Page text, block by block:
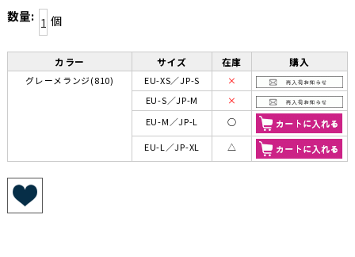
数量: 個
カラー サイズ 在庫 購入
グレーメランジ(810) EU-XS／JP-S
×
EU-S／JP-M
×
EU-M／JP-L
○
EU-L／JP-XL
△